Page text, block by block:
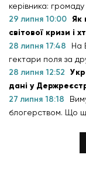
керівника:
29 липня 10:00 Як
світової кризи і
28 липня 17:48
На
гектари поля за
28 липня 12:52
дані у
27 липня 18:18
блогерством. Що